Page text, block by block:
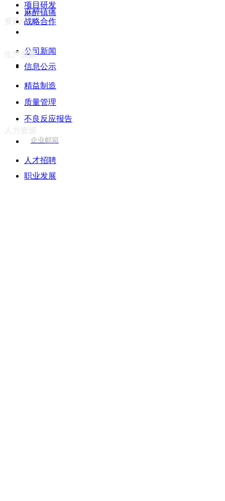
麻醉镇痛
资讯中心
公司新闻
信息公示
项目研发
战略合作
生产质量
精益制造
质量管理
不良反应报告
人才招聘
职业发展
企业邮箱